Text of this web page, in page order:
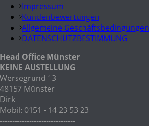
Impressum
Kundenbewertungen
Allgemeine Geschäftsbedingungen
DATENSCHUTZBESTIMMUNG
Head Office Münster
KEINE AUSTELLUNG
Wersegrund 13
48157 Münster
Dirk
Mobil: 0151 - 14 23 53 23
-------------------------------